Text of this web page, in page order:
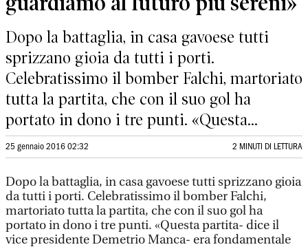
Dopo la battaglia, in casa gavoese tutti
sprizzano gioia da tutti i porti.
Celebratissimo il bomber Falchi, martoriato
tutta la partita, che con il suo gol ha
portato in dono i tre punti. «Questa...
25 gennaio 2016 02:32 2 MINUTI DI LETTURA
Dopo la battaglia, in casa gavoese tutti sprizzano gioia
da tutti i porti. Celebratissimo il bomber Falchi,
martoriato tutta la partita, che con il suo gol ha
portato in dono i tre punti. «Questa partita- dice il
vice presidente Demetrio Manca- era fondamentale